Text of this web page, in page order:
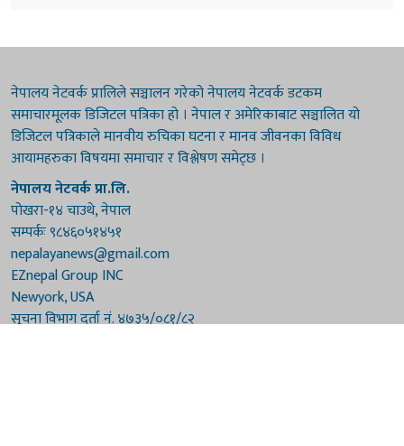
नेपालय नेटवर्क प्रालिले सञ्चालन गरेको नेपालय नेटवर्क डटकम
समाचारमूलक डिजिटल पत्रिका हो । नेपाल र अमेरिकाबाट सञ्चालित यो
डिजिटल पत्रिकाले मानवीय रुचिका घटना र मानव जीवनका विविध
आयामहरुका विषयमा समाचार र विश्लेषण समेट्छ ।
नेपालय नेटवर्क प्रा.लि.
पोखरा-१४ चाउथे, नेपाल
सम्पर्कः ९८४६०५१४५१
nepalayanews@gmail.com
EZnepal Group INC
Newyork, USA
सूचना विभाग दर्ता नं. ४७३५/०८१/८२